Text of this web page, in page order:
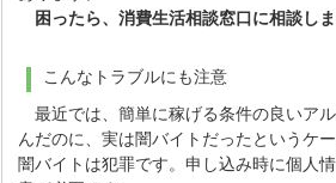
困ったら、消費生活相談窓口に相談しま
こんなトラブルにも注意
最近では、簡単に稼げる条件の良いア
んだのに、実は闇バイトだったというケ
闇バイトは犯罪です。申し込み時に個人